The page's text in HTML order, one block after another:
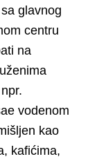
glavnog
centru
na
vodenom
kao
kafićima,